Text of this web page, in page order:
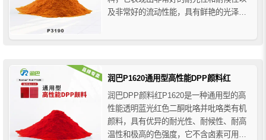
及非常好的流动性能，具有鲜艳的光泽度
酮颜料黄主要用于涂料领域的着色应用，
料等。
润巴P1620通用型高性能DPP颜料红
润巴DPP颜料红P1620是一种通用型的高
性能透明蓝光红色二酮吡咯并吡咯类有机
颜料，具有优异的耐光性、耐候性、耐高
温性和极高的色强度，它不含卤素可用于